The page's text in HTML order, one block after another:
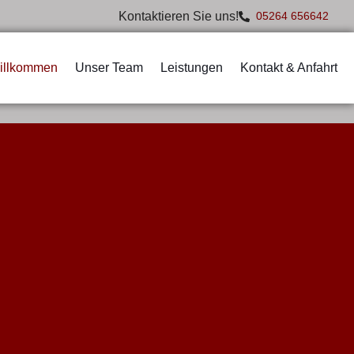
Kontaktieren Sie uns! 05264 656642
Unser Team Leistungen Kontakt & Anfahrt